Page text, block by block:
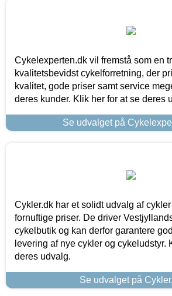
Cykelexperten.dk vil fremstå som en
kvalitetsbevidst cykelforretning, der
kvalitet, gode priser samt service
deres kunder. Klik her for at se deres
Se udvalget på
Cykler.dk har et solidt udvalg af cykler
fornuftige priser. De driver
cykelbutik og kan derfor garantere
levering af nye cykler og cykeludstyr.
deres udvalg.
Se udvalget på